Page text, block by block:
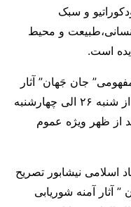
و سبک
و محیط
است.
جان جَهان” آثار
آمنه شوریابی بانوی هنرمند نیشابوری از شنبه ۲۶ الی چهارشنبه
۱۴۰۳ از ساعت ۱۶ الی ۱۹ بعد از ظهر ویژه عموم
اسلامی نیشابور تصریح
آثار آمنه شوریابی